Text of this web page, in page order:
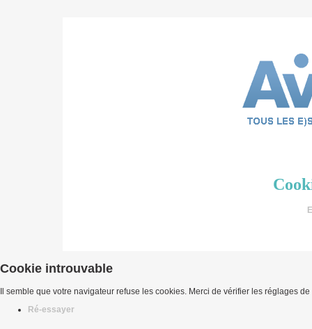
Cookie introuvable
Il semble que votre navigateur refuse les cookies. Merci de vérifier les réglages
Ré-essayer